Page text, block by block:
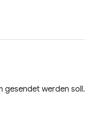
gesendet werden soll.